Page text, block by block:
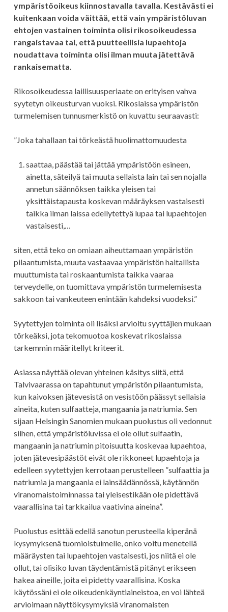
ympäristöoikeus kiinnostavalla tavalla. Kestävästi ei
kuitenkaan voida väittää, että vain ympäristöluvan
ehtojen vastainen toiminta olisi rikosoikeudessa
rangaistavaa tai, että puutteellisia lupaehtoja
noudattava toiminta olisi ilman muuta jätettävä
rankaisematta.
Rikosoikeudessa laillisuusperiaate on erityisen vahva
syytetyn oikeusturvan vuoksi. Rikoslaissa ympäristön
turmelemisen tunnusmerkistö on kuvattu seuraavasti:
”Joka tahallaan tai törkeästä huolimattomuudesta
saattaa, päästää tai jättää ympäristöön esineen,
ainetta, säteilyä tai muuta sellaista lain tai sen nojalla
annetun säännöksen taikka yleisen tai
yksittäistapausta koskevan määräyksen vastaisesti
taikka ilman laissa edellytettyä lupaa tai lupaehtojen
vastaisesti,…
siten, että teko on omiaan aiheuttamaan ympäristön
pilaantumista, muuta vastaavaa ympäristön haitallista
muuttumista tai roskaantumista taikka vaaraa
terveydelle, on tuomittava ympäristön turmelemisesta
sakkoon tai vankeuteen enintään kahdeksi vuodeksi.”
Syytettyjen toiminta oli lisäksi arvioitu syyttäjien mukaan
törkeäksi, jota tekomuotoa koskevat rikoslaissa
tarkemmin määritellyt kriteerit.
Asiassa näyttää olevan yhteinen käsitys siitä, että
Talvivaarassa on tapahtunut ympäristön pilaantumista,
kun kaivoksen jätevesistä on vesistöön päässyt sellaisia
aineita, kuten sulfaatteja, mangaania ja natriumia. Sen
sijaan Helsingin Sanomien mukaan puolustus oli vedonnut
siihen, että ympäristöluvissa ei ole ollut sulfaatin,
mangaanin ja natriumin pitoisuutta koskevaa lupaehtoa,
joten jätevesipäästöt eivät ole rikkoneet lupaehtoja ja
edelleen syytettyjen kerrotaan perustelleen ”sulfaattia ja
natriumia ja mangaania ei lainsäädännössä, käytännön
viranomaistoiminnassa tai yleisestikään ole pidettävä
vaarallisina tai tarkkailua vaativina aineina”.
Puolustus esittää edellä sanotun perusteella kiperänä
kysymyksenä tuomioistuimelle, onko voitu menetellä
määräysten tai lupaehtojen vastaisesti, jos niitä ei ole
ollut, tai olisiko luvan täydentämistä pitänyt erikseen
hakea aineille, joita ei pidetty vaarallisina. Koska
käytössäni ei ole oikeudenkäyntiaineistoa, en voi lähteä
arvioimaan näyttökysymyksiä viranomaisten